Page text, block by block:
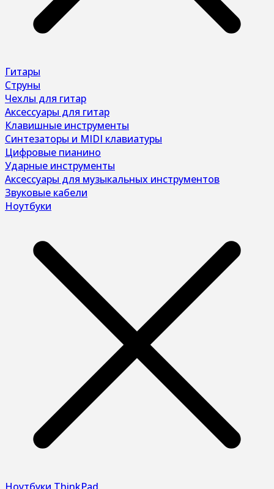
Гитары
Струны
Чехлы для гитар
Аксессуары для гитар
Клавишные инструменты
Синтезаторы и MIDI клавиатуры
Цифровые пианино
Ударные инструменты
Аксессуары для музыкальных инструментов
Звуковые кабели
Ноутбуки